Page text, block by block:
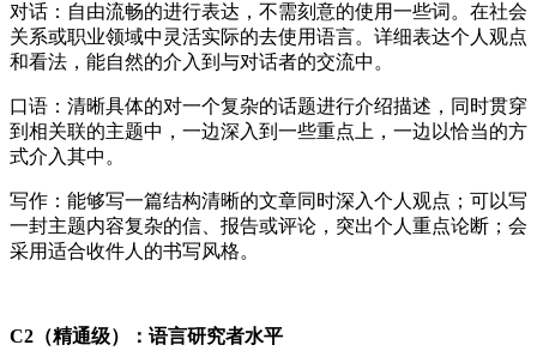
对话：自由流畅的进行表达，不需刻意的使用一些词。在社会
关系或职业领域中灵活实际的去使用语言。详细表达个人观点
和看法，能自然的介入到与对话者的交流中。
口语：清晰具体的对一个复杂的话题进行介绍描述，同时贯穿
到相关联的主题中，一边深入到一些重点上，一边以恰当的方
式介入其中。
写作：能够写一篇结构清晰的文章同时深入个人观点；可以写
一封主题内容复杂的信、报告或评论，突出个人重点论断；会
采用适合收件人的书写风格。
C2（精通级）：语言研究者水平